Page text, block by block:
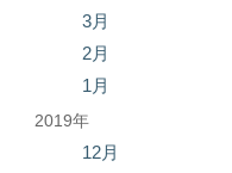
3月
2月
1月
2019年
12月